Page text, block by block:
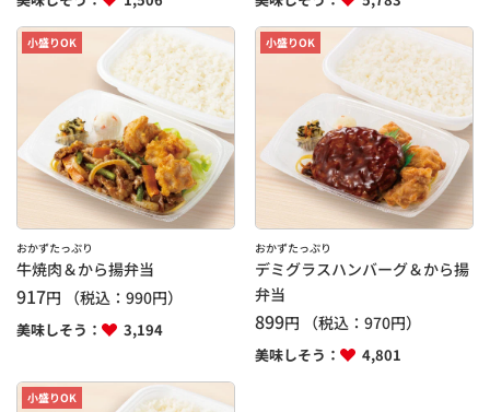
小盛りOK
おかずたっぷり
牛焼肉＆から揚弁当
917円 （税込： 990円）
美味しそう： 3,194
小盛りOK
おかずたっぷり
デミグラスハンバーグ＆から揚
弁当
899円 （税込：970円）
美味しそう： 4,801
小盛りOK